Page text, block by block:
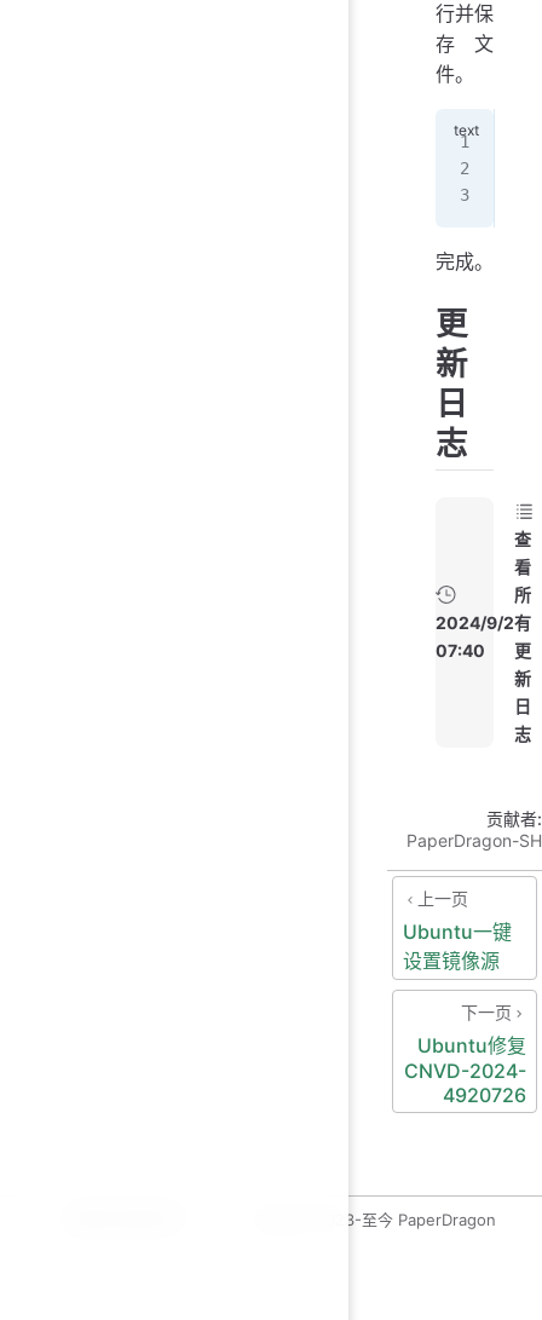
行并保
存文
件。
完成。
更
新
日
志
2024/9/2
07:40
查
看
所
有
更
新
日
志
贡献者:
PaperDragon-SH
上一页
Ubuntu一键
设置镜像源
下一页
Ubuntu修复
CNVD-2024-
4920726
copyleft 2023-至今 PaperDragon